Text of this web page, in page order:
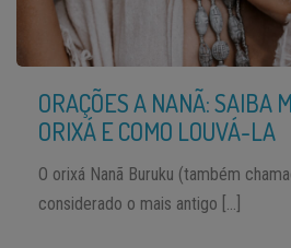
ORAÇÕES A NANÃ: SAIBA
ORIXÁ E COMO LOUVÁ-LA
O orixá Nanã Buruku (também
considerado o mais antigo […]